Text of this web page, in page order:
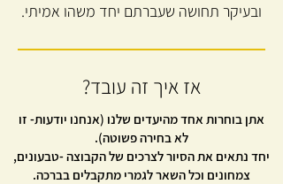
ובעיקר תחושה שעברתם יחד משהו אמיתי.
אז איך זה עובד?
אתן בוחרות אחד מהיעדים שלנו (אנחנו יודעות- זו
לא בחירה פשוטה).
יחד נתאים את הסיור לצרכים של הקבוצה -טבעונים,
צמחונים וכל השאר לגמרי מתקבלים בברכה.